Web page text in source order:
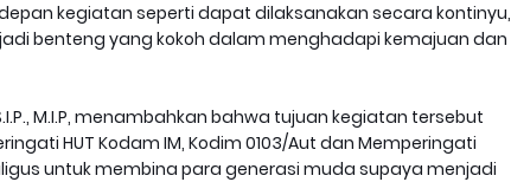
kegiatan seperti dapat dilaksanakan secara kontinyu,
benteng yang kokoh dalam menghadapi kemajuan dan
M.I.P, menambahkan bahwa tujuan kegiatan tersebut
HUT Kodam IM, Kodim 0103/Aut dan Memperingati
untuk membina para generasi muda supaya menjadi